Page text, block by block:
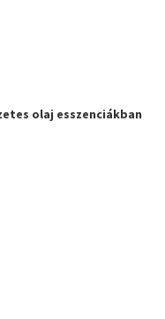
olaj esszenciákban